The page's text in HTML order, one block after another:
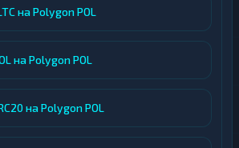
на Polygon POL
на Polygon POL
на Polygon POL